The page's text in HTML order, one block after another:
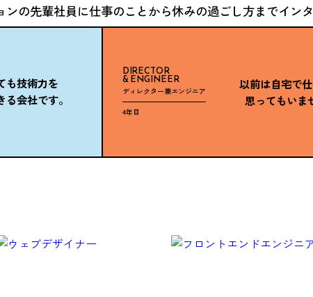
の先輩社員に仕事のことから休みの過ごし方までインタ
も技術力を
会社です。
DIRECTOR
& ENGINEER
ディレクター兼エンジニア
4年目
以前は自宅で
思ってもいま